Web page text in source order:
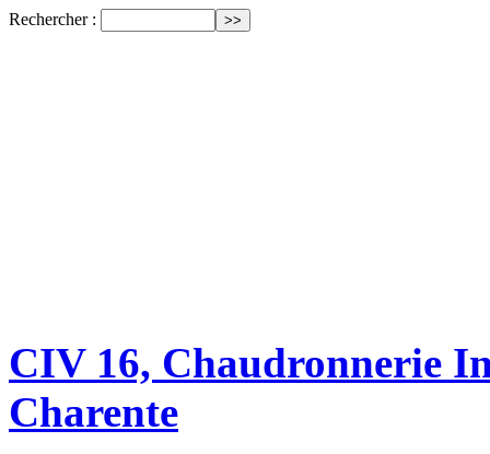
Rechercher :
CIV 16, Chaudronnerie
Charente